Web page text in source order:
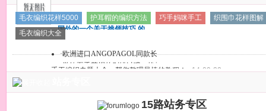
一步步教你钩织俄罗斯风情
的小外套
国外的一个关于挑领技巧 的
教程，图片详细能看懂吗？
国外的一个关于挑领技巧 的
教程，图片详细能看懂吗？
·欧洲进口ANGOPAGOL同款长段染毛
·学钩夏季草帽的别错过哦，艳子4.
毛衣编织花样5000 护耳帽的编织方法 巧手妈咪手工
织围巾花样图解
毛衣编织大全
手工编织专题大全，帮您整理最棒的教程！ 14-09-22
15路站务专区